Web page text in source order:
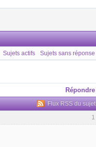
Sujets actifs Sujets sans réponse
Répondre
Flux RSS du sujet
1